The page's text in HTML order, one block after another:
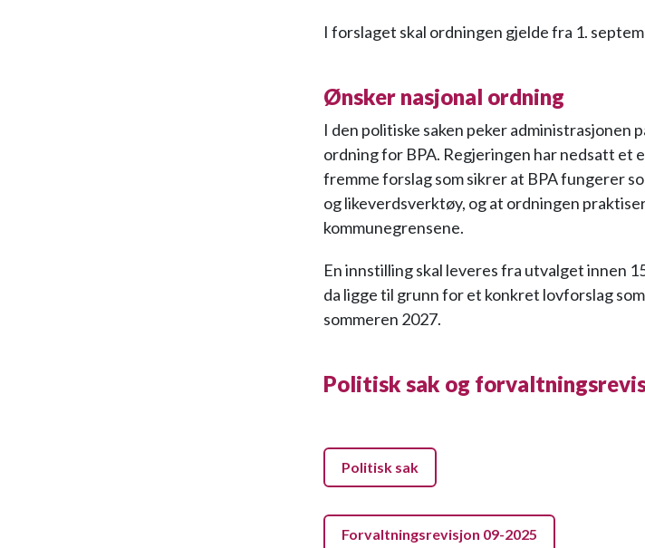
I forslaget skal ordningen gjelde fra 1.
Ønsker nasjonal ordning
I den politiske saken peker administrasjonen
ordning for BPA. Regjeringen har nedsatt et
fremme forslag som sikrer at BPA fungerer
og likeverdsverktøy, og at ordningen
kommunegrensene.
En innstilling skal leveres fra utvalget innen
da ligge til grunn for et konkret lovforslag
sommeren 2027.
Politisk sak og
Politisk sak
Forvaltningsrevisjon 09-2025